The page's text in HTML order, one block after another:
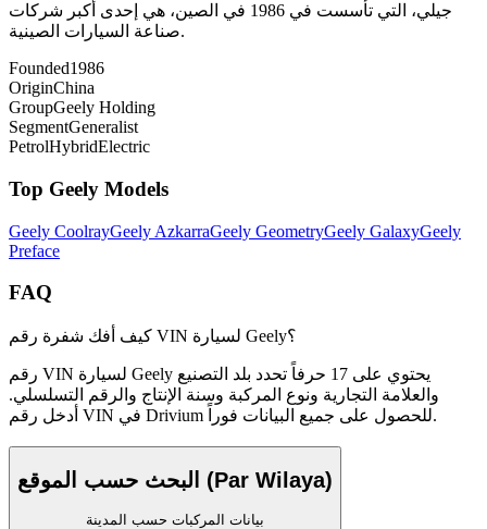
جيلي، التي تأسست في 1986 في الصين، هي إحدى أكبر شركات
صناعة السيارات الصينية.
Founded1986
OriginChina
GroupGeely Holding
SegmentGeneralist
PetrolHybridElectric
Top Geely Models
Geely CoolrayGeely AzkarraGeely GeometryGeely GalaxyGeely
Preface
FAQ
كيف أفك شفرة رقم VIN لسيارة Geely؟
رقم VIN لسيارة Geely يحتوي على 17 حرفاً تحدد بلد التصنيع
والعلامة التجارية ونوع المركبة وسنة الإنتاج والرقم التسلسلي.
أدخل رقم VIN في Drivium للحصول على جميع البيانات فوراً.
البحث حسب الموقع (Par Wilaya)
بيانات المركبات حسب المدينة